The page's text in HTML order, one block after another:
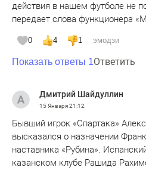
действия в нашем футболе не
передает слова функционера
0 4 1 эмодзи
Показать ответы 1Ответить
Дмитрий Шайдуллин
15 Января21:12
Бывший игрок «Спартака»
высказался о назначении
наставника «Рубина».
казанском клубе Рашида